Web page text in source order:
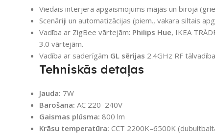
Viedais interjera apgaismojums mājās un birojā
Scenāriji un automatizācijas (piem., vakara siltais
Vadība ar ZigBee vārtejām: Philips Hue, IKEA
3.0 vārtejām.
Vadība ar saderīgām GL sērijas 2.4GHz RF
Tehniskās detaļas
Jauda: 7W
Barošana: AC 220–240V
Gaismas plūsma: 800 lm
Krāsu temperatūra: CCT 2200K–6500K